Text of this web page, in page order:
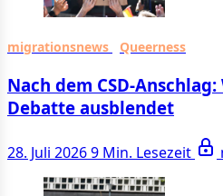
migrationsnews Queerness
Nach dem CSD-
Debatte ausblendet
28. Juli 20269 Min. Lesezeit